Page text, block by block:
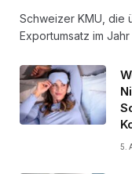
Schweizer KMU, die
Exportumsatz im
5.